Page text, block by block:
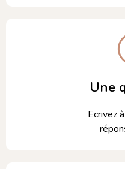
Une
Ecrivez